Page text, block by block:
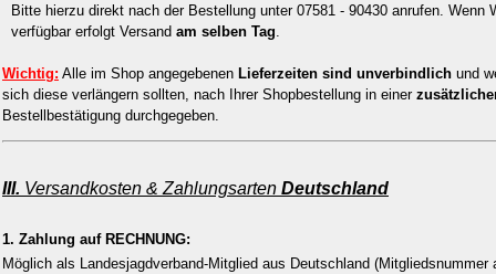
Bitte hierzu direkt nach der Bestellung unter 07581 - 90430 anrufen. Wenn
verfügbar erfolgt Versand am selben Tag
Wichtig: Alle im Shop angegebenen Lieferzeiten sind unverbindlich und
sich diese verlängern sollten, nach Ihrer Shopbestellung in einer
Bestellbestätigung durchgegeben.
III. Versandkosten & Zahlungsarten Deutschland
1. Zahlung auf RECHNUNG:
Möglich als Landesjagdverband-Mitglied aus Deutschland (Mitgliedsnummer